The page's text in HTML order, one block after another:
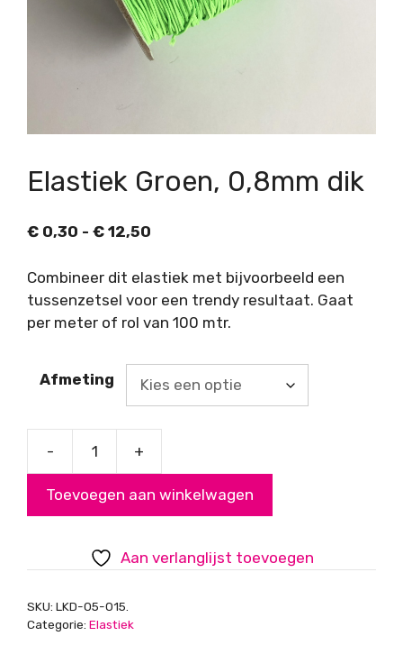
Elastiek Groen, 0,8mm dik
€ 0,30 - € 12,50
tot
€ 12,50
Combineer dit elastiek met bijvoorbeeld een
tussenzetsel voor een trendy resultaat. Gaat
per meter of rol van 100 mtr.
Afmeting
-
0,8mm
aantal
+
Toevoegen aan winkelwagen
Aan verlanglijst toevoegen
SKU: LKD-05-015.
Categorie: Elastiek